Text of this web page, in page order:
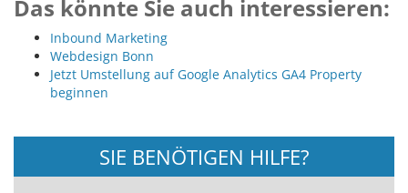
Das könnte Sie auch interessieren:
Inbound Marketing
Webdesign Bonn
Jetzt Umstellung auf Google Analytics GA4 Property
beginnen
SIE BENÖTIGEN HILFE?